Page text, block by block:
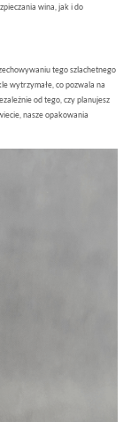
wina, jak i do
tego szlachetnego
wytrzymałe, co pozwala na
od tego, czy planujesz
nasze opakowania